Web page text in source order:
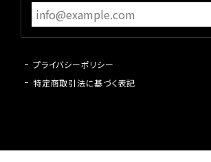
プライバシーポリシー
特定商取引法に基づく表記